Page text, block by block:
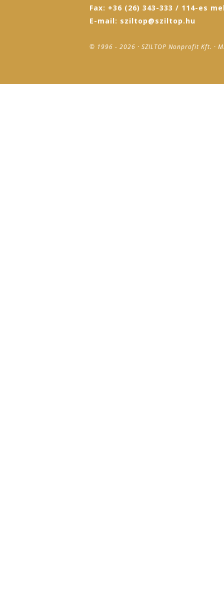
Fax: +36 (26) 343-333 / 114-es
E-mail: sziltop@sziltop.hu
© 1996 - 2026 · SZILTOP Nonprofit Kft. ·